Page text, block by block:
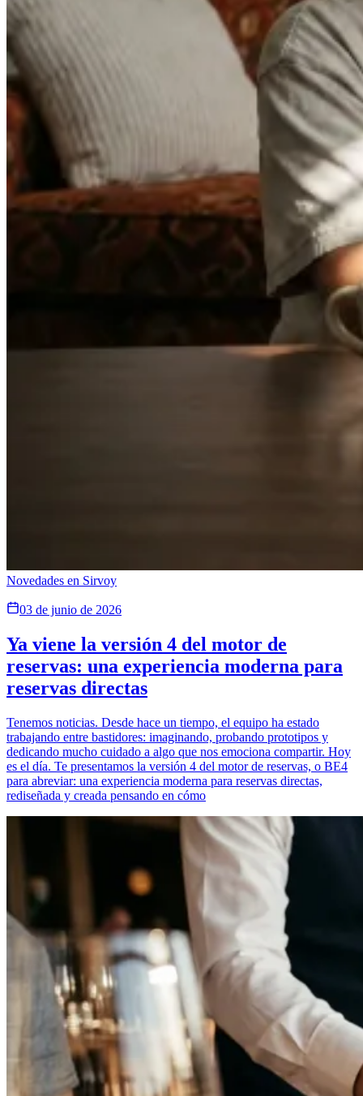
Novedades en Sirvoy
03 de junio de 2026
Ya viene la versión 4 del motor de
reservas: una experiencia moderna para
reservas directas
Tenemos noticias. Desde hace un tiempo, el equipo ha estado
trabajando entre bastidores: imaginando, probando prototipos y
dedicando mucho cuidado a algo que nos emociona compartir. Hoy
es el día. Te presentamos la versión 4 del motor de reservas, o BE4
para abreviar: una experiencia moderna para reservas directas,
rediseñada y creada pensando en cómo